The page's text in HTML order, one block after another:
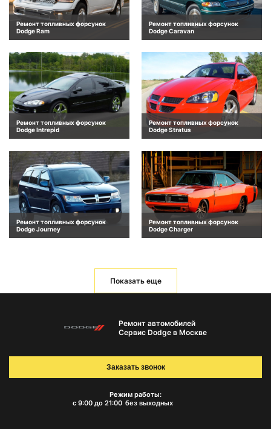
Ремонт топливных форсунок
Dodge Ram
Ремонт топливных форсунок
Dodge Caravan
Ремонт топливных форсунок
Dodge Intrepid
Ремонт топливных форсунок
Dodge Stratus
Ремонт топливных форсунок
Dodge Journey
Ремонт топливных форсунок
Dodge Charger
Показать еще
Ремонт автомобилей
Сервис Dodge в Москве
Режим работы:
с 9:00 до 21:00 без выходных
Заказать звонок